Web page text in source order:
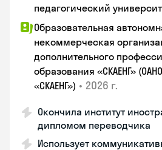
педагогический
Образовательная
некоммерческая
дополнительного
образования «СКАЕНГ»
«СКАЕНГ») • 2026 г.
Окончила институт
дипломом переводчика
Использует